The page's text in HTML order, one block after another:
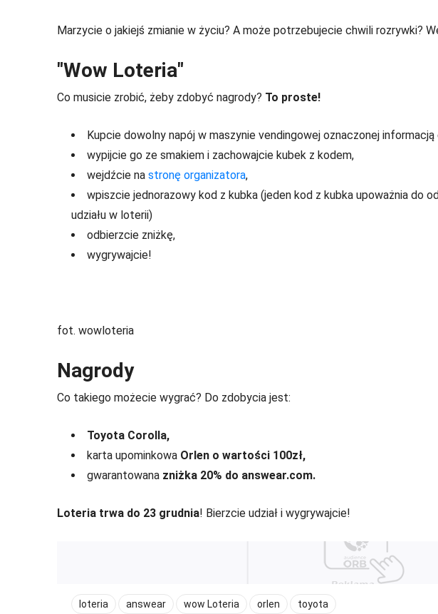
Marzycie o jakiejś zmianie w życiu? A może potrzebujecie chwili rozrywki?
"Wow Loteria"
Co musicie zrobić, żeby zdobyć nagrody? To proste!
Kupcie dowolny napój w maszynie vendingowej oznaczonej
wypijcie go ze smakiem i zachowajcie kubek z kodem,
wejdźcie na stronę organizatora,
wpiszcie jednorazowy kod z kubka (jeden kod z kubka upoważnia do
udziału w loterii)
odbierzcie zniżkę,
wygrywajcie!
fot. wowloteria
Nagrody
Co takiego możecie wygrać? Do zdobycia jest:
Toyota Corolla,
karta upominkowa Orlen o wartości 100zł,
gwarantowana zniżka 20% do answear.com.
Loteria trwa do 23 grudnia! Bierzcie udział i wygrywajcie!
loteria answear wow Loteria orlen toyota